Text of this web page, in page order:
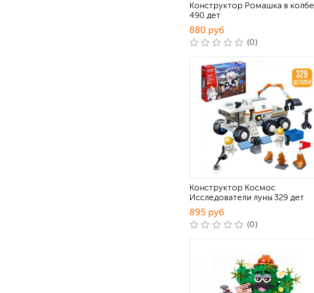
Конструктор Ромашка в колбе
490 дет
880 руб
(0)
Конструктор Космос
Исследователи луны 329 дет
895 руб
(0)